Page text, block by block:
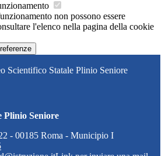
non possono essere
l'elenco nella pagina della cookie
Scientifico Statale Plinio Seniore
Plinio Seniore
- 00185 Roma - Municipio I